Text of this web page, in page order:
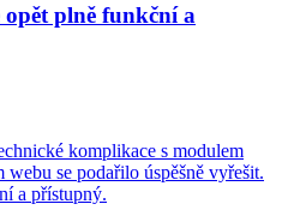
plně funkční a
komplikace s modulem
se podařilo úspěšně vyřešit.
a přístupný.